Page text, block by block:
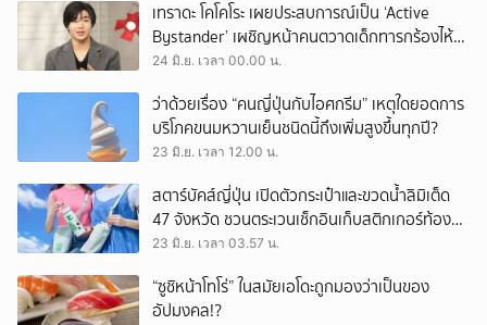
เทราดะ โคโคโระ เผยประสบการณ์เป็น ‘Active
Bystander’ เผชิญหน้าคนตวาดเด็กทารกร้องไห้
บนรถไฟ จนคู่กรณีต้องยอมถอย
24 มิ.ย. เวลา 00.00 น.
ว่าด้วยเรื่อง “คนญี่ปุ่นกับไอศกรีม” เหตุใดยอดการ
บริโภคขนมหวานเย็นชนิดนี้ถึงเพิ่มสูงขึ้นทุกปี?
23 มิ.ย. เวลา 12.00 น.
สตาร์บัคส์ญี่ปุ่น เปิดตัวกระเป๋าและขวดน้ำลิมิเต็ด
47 จังหวัด ชวนตระเวนเช็กอินเก็บสติกเกอร์ท้อง
ถิ่นทั่วประเทศ!
23 มิ.ย. เวลา 03.57 น.
“ซูชิหน้าโทโร่” ในสมัยเอโดะถูกมองว่าเป็นของ
อัปมงคล!?